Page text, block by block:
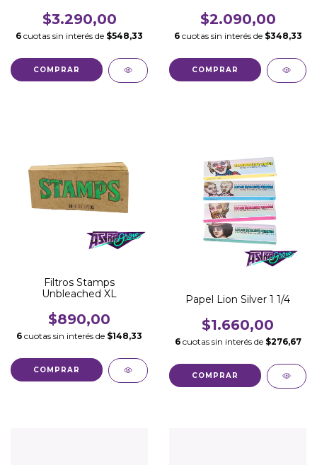
$3.290,00
6 cuotas sin interés de $548,33
$2.090,00
6 cuotas sin interés de $348,33
Filtros Stamps
Unbleached XL
$890,00
6 cuotas sin interés de $148,33
Papel Lion Silver 1 1/4
$1.660,00
6 cuotas sin interés de $276,67